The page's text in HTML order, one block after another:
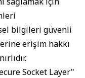
bilgileri güvenli
erişim hakkı
Socket Layer"